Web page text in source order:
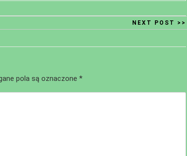
NEXT POST >>
pola są oznaczone *